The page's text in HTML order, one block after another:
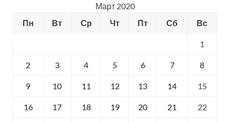
Март 2020
Пн
Вт Ср Чт Пт Сб Вс
1
2 3 4 5 6 7 8
9 10 11 12 13 14 15
16 17 18 19 20 21 22